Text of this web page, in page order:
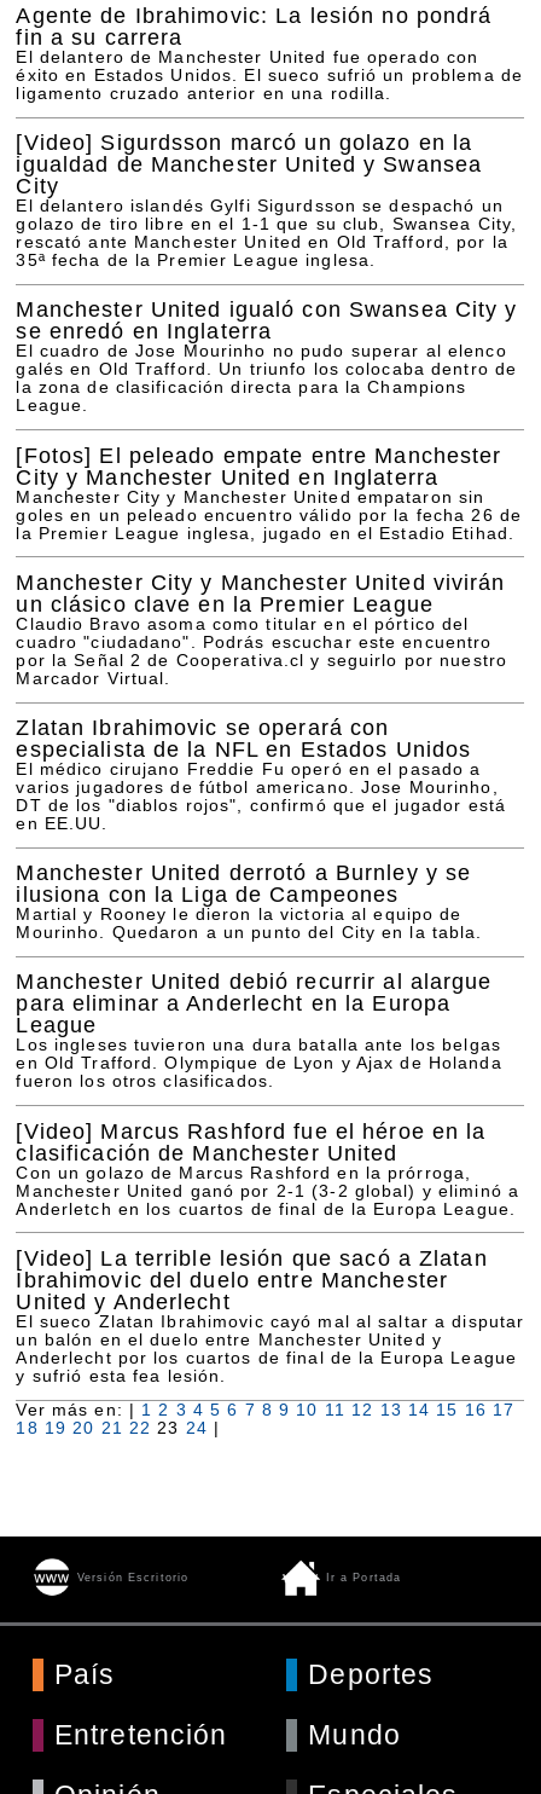
Agente de Ibrahimovic: La lesión no pondrá
fin a su carrera
El delantero de Manchester United fue operado con
éxito en Estados Unidos. El sueco sufrió un problema de
ligamento cruzado anterior en una rodilla.
[Video] Sigurdsson marcó un golazo en la
igualdad de Manchester United y Swansea
City
El delantero islandés Gylfi Sigurdsson se despachó un
golazo de tiro libre en el 1-1 que su club, Swansea City,
rescató ante Manchester United en Old Trafford, por la
35ª fecha de la Premier League inglesa.
Manchester United igualó con Swansea City y
se enredó en Inglaterra
El cuadro de Jose Mourinho no pudo superar al elenco
galés en Old Trafford. Un triunfo los colocaba dentro de
la zona de clasificación directa para la Champions
League.
[Fotos] El peleado empate entre Manchester
City y Manchester United en Inglaterra
Manchester City y Manchester United empataron sin
goles en un peleado encuentro válido por la fecha 26 de
la Premier League inglesa, jugado en el Estadio Etihad.
Manchester City y Manchester United vivirán
un clásico clave en la Premier League
Claudio Bravo asoma como titular en el pórtico del
cuadro "ciudadano". Podrás escuchar este encuentro
por la Señal 2 de Cooperativa.cl y seguirlo por nuestro
Marcador Virtual.
Zlatan Ibrahimovic se operará con
especialista de la NFL en Estados Unidos
El médico cirujano Freddie Fu operó en el pasado a
varios jugadores de fútbol americano. Jose Mourinho,
DT de los "diablos rojos", confirmó que el jugador está
en EE.UU.
Manchester United derrotó a Burnley y se
ilusiona con la Liga de Campeones
Martial y Rooney le dieron la victoria al equipo de
Mourinho. Quedaron a un punto del City en la tabla.
Manchester United debió recurrir al alargue
para eliminar a Anderlecht en la Europa
League
Los ingleses tuvieron una dura batalla ante los belgas
en Old Trafford. Olympique de Lyon y Ajax de Holanda
fueron los otros clasificados.
[Video] Marcus Rashford fue el héroe en la
clasificación de Manchester United
Con un golazo de Marcus Rashford en la prórroga,
Manchester United ganó por 2-1 (3-2 global) y eliminó a
Anderletch en los cuartos de final de la Europa League.
[Video] La terrible lesión que sacó a Zlatan
Ibrahimovic del duelo entre Manchester
United y Anderlecht
El sueco Zlatan Ibrahimovic cayó mal al saltar a disputar
un balón en el duelo entre Manchester United y
Anderlecht por los cuartos de final de la Europa League
y sufrió esta fea lesión.
Ver más en: | 1 2 3 4 5 6 7 8 9 10 11 12 13 14 15 16 17
18 19 20 21 22 23 24 |
Versión Escritorio Ir a Portada
País
Deportes
Entretención
Mundo